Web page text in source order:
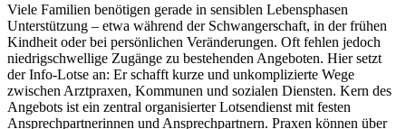
Viele Familien benötigen gerade in sensiblen Lebensphasen
Unterstützung – etwa während der Schwangerschaft, in der frühen
Kindheit oder bei persönlichen Veränderungen. Oft fehlen jedoch
niedrigschwellige Zugänge zu bestehenden Angeboten. Hier setzt
der Info-Lotse an: Er schafft kurze und unkomplizierte Wege
zwischen Arztpraxen, Kommunen und sozialen Diensten. Kern des
Angebots ist ein zentral organisierter Lotsendienst mit festen
Ansprechpartnerinnen und Ansprechpartnern. Praxen können über